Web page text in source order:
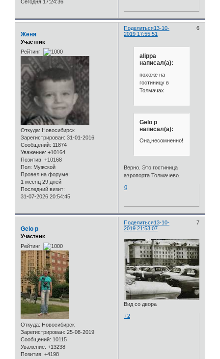
Сегодня 17:24:36
Поделиться 6
13-10-
2019 17:55:51
Женя
Участник
Рейтинг:
Откуда: Новосибирск
Зарегистрирован: 31-01-2016
Сообщений: 11874
Уважение: +10164
Позитив: +10168
Пол: Мужской
Провел на форуме:
1 месяц 29 дней
Последний визит:
31-07-2026 20:54:45
alippa
написал(а):
похоже на
гостиницу в
Толмачах
Gelo p
написал(а):
Она,несомненно!
Верно. Это гостиница
аэропорта Толмачево.
0
Поделиться 7
13-10-
2019 21:53:07
Gelo p
Участник
Рейтинг:
Откуда: Новосибирск
Зарегистрирован: 25-08-2019
Сообщений: 10115
Уважение: +13238
Позитив: +4198
Вид со двора
+2